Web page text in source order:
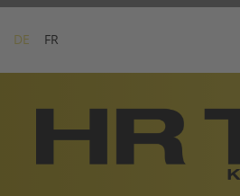
Skip
content
DE FR